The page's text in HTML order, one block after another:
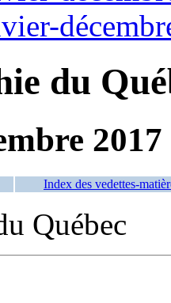
du
2017
Index des vedettes-
Québec